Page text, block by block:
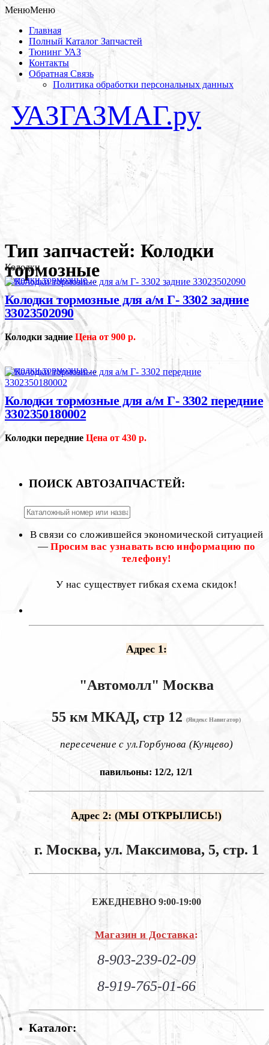
МенюМеню
Главная
Полный Каталог Запчастей
Тюнинг УАЗ
Контакты
Обратная Связь
Политика обработки персональных данных
УАЗГАЗМАГ.ру
Запчасти для автомобилей в Кунцево
Тип запчастей: Колодки
тормозные
Колодки
Колодки тормозные...
Колодки тормозные для а/м Г- 3302 задние
33023502090
Колодки задние Цена от 900 р.
Колодки тормозные...
Колодки тормозные для а/м Г- 3302 передние
3302350180002
Колодки передние Цена от 430 р.
ПОИСК АВТОЗАПЧАСТЕЙ:
В связи со сложившейся экономической ситуацией
—Просим вас узнавать всю информацию по
телефону!
У нас существует гибкая схема скидок!
Адрес 1:
"Автомолл" Москва
55 км МКАД, стр 12 (Яндекс Навигатор)
пересечение с ул.Горбунова (Кунцево)
павильоны: 12/2, 12/1
Адрес 2: (МЫ ОТКРЫЛИСЬ!)
г. Москва, ул. Максимова, 5, стр. 1
ЕЖЕДНЕВНО 9:00-19:00
Магазин и Доставка:
8-903-239-02-09
8-919-765-01-66
Каталог: